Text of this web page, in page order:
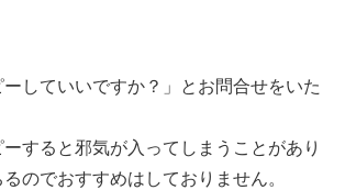
していいですか？」とお問合せをいた
すると邪気が入ってしまうことがあり
のでおすすめはしておりません。